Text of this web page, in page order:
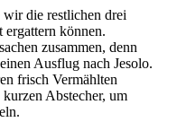
wir die restlichen drei
können.
zusammen, denn
Ausflug nach Jesolo.
frisch Vermählten
Abstecher, um